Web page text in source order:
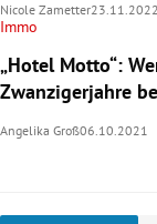
Nicole Zametter23.11.2022
Immo
„Hotel Motto“:
Zwanzigerjahre
Angelika Groß06.10.2021